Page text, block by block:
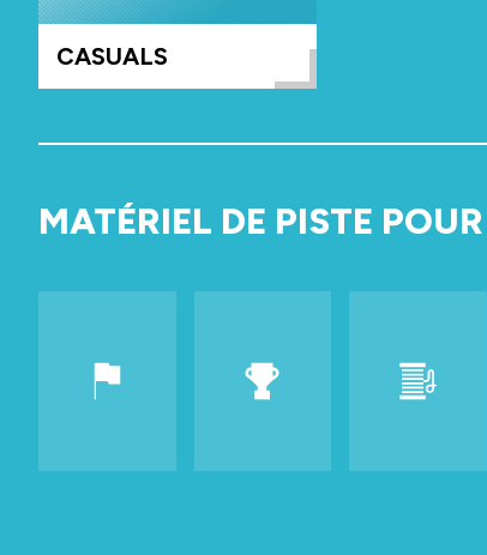
CASUALS
MATÉRIEL DE PISTE